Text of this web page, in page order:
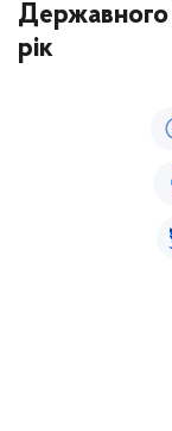
рік